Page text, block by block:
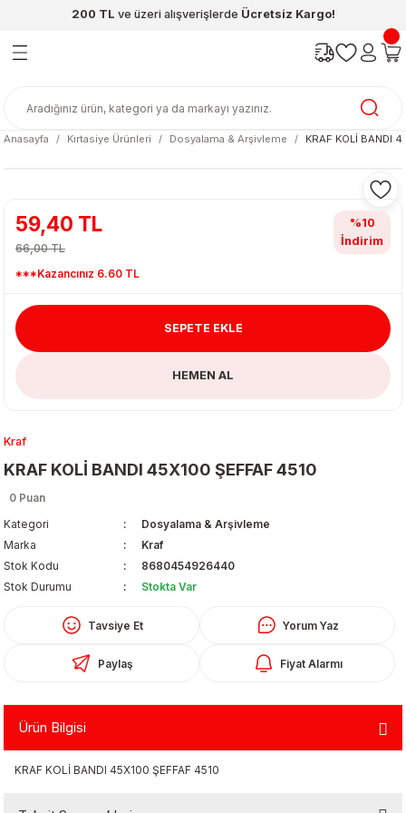
200 TL ve üzeri alışverişlerde Ücretsiz Kargo!
Geri Dön
Geri Dön
& Matara
Geri Dön
Geri Dön
Geri Dön
Geri Dön
Anasayfa
Kırtasiye Ürünleri Dosyalama & Arşivleme KRAF KOLİ BANDI
Kraf
KRAF KOLİ BANDI 45X100 ŞEFFAF 4510
0 Puan
Kategori
Dosyalama & Arşivleme
Marka
Kraf
Stok Kodu
8680454926440
Stok Durumu
Stokta Var
Tavsiye Et Yorum Yaz
Paylaş Fiyat Alarmı
59,40 TL
66,00 TL
***Kazancınız 6.60 TL
%10
İndirim
SEPETE EKLE
HEMEN AL
Ürün Bilgisi
KRAF KOLİ BANDI 45X100 ŞEFFAF 4510